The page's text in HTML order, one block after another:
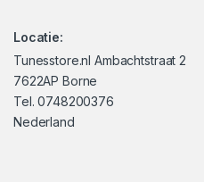
Locatie:
Tunesstore.nl Ambachtstraat 2
7622AP Borne
Tel. 0748200376
Nederland